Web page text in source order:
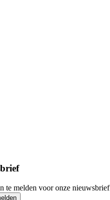
te melden voor onze nieuwsbrief